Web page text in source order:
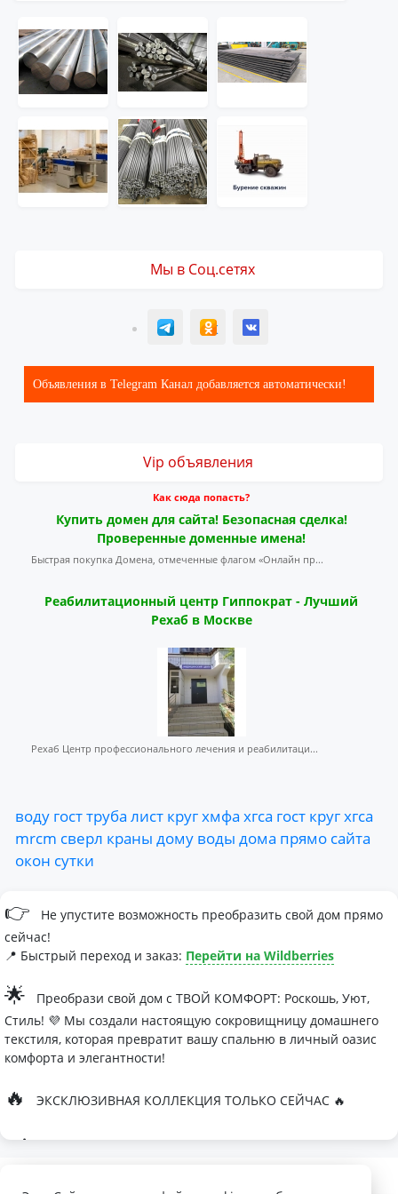
Мы в Соц.сетях
T ОК ВК
Объявления в Telegram Канал добавляется автоматически!
Vip объявления
Как сюда попасть?
Купить домен для сайта! Безопасная сделка!
Проверенные доменные имена!
Быстрая покупка Домена, отмеченные флагом «Онлайн пр...
Реабилитационный центр Гиппократ - Лучший
Рехаб в Москве
Рехаб Центр профессионального лечения и реабилитаци...
воду госттруба лист кругхмфа хгса гост кругхгса
mrcm сверл краны дому воды дома прямо сайта
окон сутки
👉
Не упустите возможность преобразить свой дом прямо
сейчас!
📍 Быстрый переход и заказ: Перейти на Wildberries
🌟
Преобрази свой дом с ТВОЙ КОМФОРТ: Роскошь, Уют,
Стиль! 💜 Мы создали настоящую сокровищницу домашнего
текстиля, которая превратит вашу спальню в личный оазис
комфорта и элегантности!
🔥 ЭКСКЛЮЗИВНАЯ КОЛЛЕКЦИЯ ТОЛЬКО СЕЙЧАС 🔥
🛏